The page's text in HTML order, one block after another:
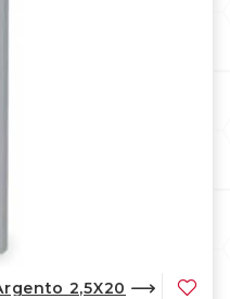
2,5X20